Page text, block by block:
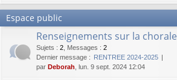
de
Espace public
Renseignements sur la chorale
Sujets : 2 Messages : 2
Dernier message : RENTREE 2024-2025
par Deborah , lun. 9 sept. 2024 12:04